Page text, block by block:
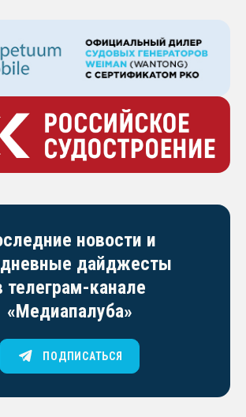
новости и
дайджесты
телеграм-канале
«Медиапалуба»
ПОДПИСАТЬСЯ